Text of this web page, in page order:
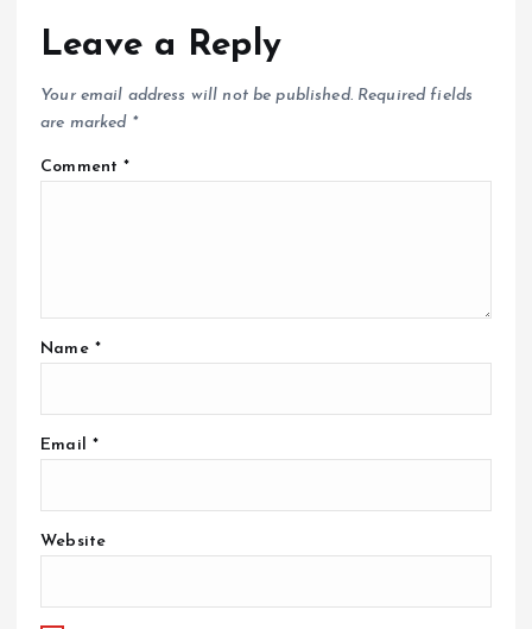
Leave a Reply
Your email address will not be published. Required fields
are marked *
Comment*
Name *
Email *
Website